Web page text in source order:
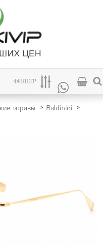
ЦЕН
ФИЛЬТР
оправы
Baldinini